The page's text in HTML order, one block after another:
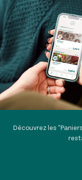
Découvrez les